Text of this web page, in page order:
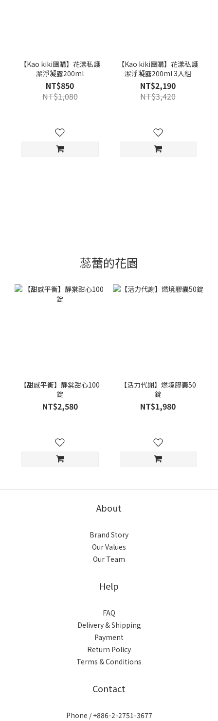
【Kao kiki團購】花漾私護
潔淨凝露200ml
NT$850
NT$1,080
【Kao kiki團購】花漾私護
潔淨凝露200ml 3入組
NT$2,190
NT$3,420
蕊蕾的花園
【甜感平衡】靜棠甜心100
錠
NT$2,580
【活力代謝】燃境膠囊50
錠
NT$1,980
About
Brand Story
Our Values
Our Team
Help
FAQ
Delivery & Shipping
Payment
Return Policy
Terms & Conditions
Contact
Phone / +886-2-2751-3677